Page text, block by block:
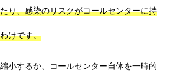
り、感染のリスクがコールセンターに持
けです。
小するか、コールセンター自体を一時的